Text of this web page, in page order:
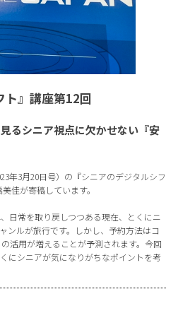
ト』講座第12回
るシニア視点に欠かせない『安
年3月20日号）の『シニアのデジタルシフ
佳が寄稿しています。
日常を取り戻しつつある現在、とくにニ
ンルが旅行です。しかし、予約方法はコ
活用が増えることが予測されます。今回
にシニアが気になりがちなポイントを考